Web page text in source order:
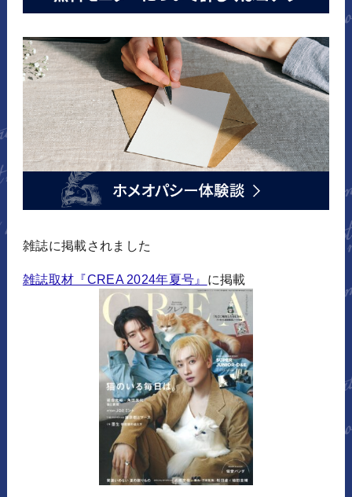
雑誌に掲載されました
雑誌取材『CREA 2024年夏号』 に掲載